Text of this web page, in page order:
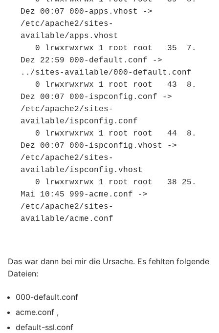
Dez 00:07 000-apps.vhost ->
/etc/apache2/sites-
available/apps.vhost
Dez 22:59 000-default.conf ->
../sites-available/000-default.conf
Dez 00:07 000-ispconfig.conf ->
/etc/apache2/sites-
available/ispconfig.conf
Dez 00:07 000-ispconfig.vhost ->
/etc/apache2/sites-
available/ispconfig.vhost
Mai 10:45 999-acme.conf ->
/etc/apache2/sites-
available/acme.conf
Das war dann bei mir die Ursache. Es fehlten folgende
Dateien:
000-default.conf
acme.conf ,
default-ssl.conf